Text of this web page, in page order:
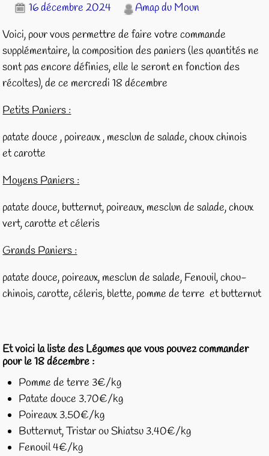
16 décembre 2024
Amap du Moun
Voici, pour vous permettre de faire votre commande
supplémentaire, la composition des paniers (les quantités ne
sont pas encore définies, elle le seront en fonction des
récoltes), de ce mercredi 18 décembre
Petits Paniers :
patate douce , poireaux , mesclun de salade, choux chinois
et carotte
Moyens Paniers :
patate douce, butternut, poireaux, mesclun de salade, choux
vert, carotte et céleris
Grands Paniers :
patate douce, poireaux, mesclun de salade, Fenouil, chou-
chinois, carotte, céleris, blette, pomme de terre et butternut
Et voici la liste des Légumes que vous pouvez commander
pour le 18 décembre :
Pomme de terre 3€/kg
Patate douce 3.70€/kg
Poireaux 3.50€/kg
Butternut, Tristar ou Shiatsu 3.40€/kg
Fenouil 4€/kg